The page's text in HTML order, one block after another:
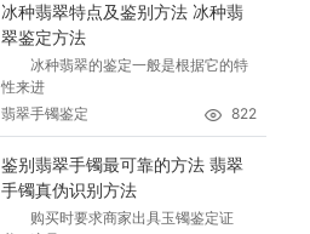
冰种翡翠特点及鉴别方法 冰种翡
翠鉴定方法
冰种翡翠的鉴定一般是根据它的特
性来进
翡翠手镯鉴定
822
鉴别翡翠手镯最可靠的方法 翡翠
手镯真伪识别方法
购买时要求商家出具玉镯鉴定证